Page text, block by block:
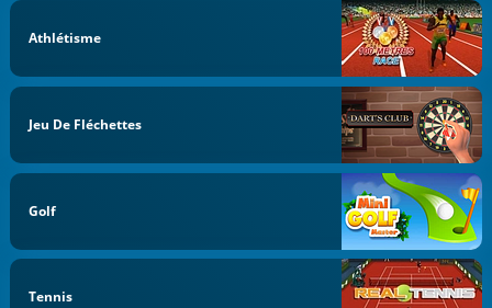
Athlétisme
Jeu De Fléchettes
Golf
Tennis